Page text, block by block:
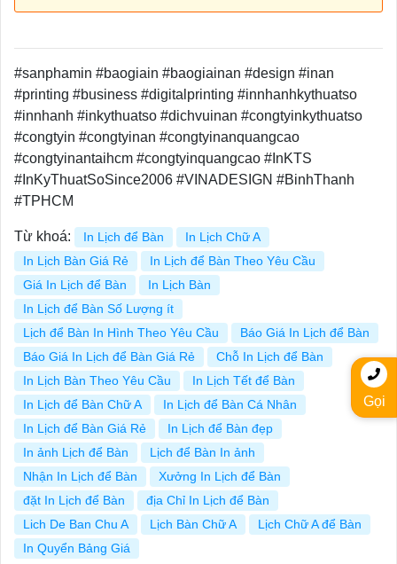
#sanphamin #baogiain #baogiainan #design #inan
#printing #business #digitalprinting #innhanhkythuatso
#innhanh #inkythuatso #dichvuinan #congtyinkythuatso
#congtyin #congtyinan #congtyinanquangcao
#congtyinantaihcm #congtyinquangcao #InKTS
#InKyThuatSoSince2006 #VINADESIGN #BinhThanh
#TPHCM
Từ khoá: In Lịch để Bàn
In Lịch Chữ A
In Lịch Bàn Giá Rẻ
In Lịch để Bàn Theo Yêu Cầu
Giá In Lịch để Bàn
In Lịch Bàn
In Lịch để Bàn Số Lượng ít
Lịch để Bàn In Hình Theo Yêu Cầu
Báo Giá In Lịch để Bàn
Báo Giá In Lịch để Bàn Giá Rẻ
Chỗ In Lịch để Bàn
In Lịch Bàn Theo Yêu Cầu
In Lịch Tết để Bàn
In Lịch để Bàn Chữ A
In Lịch để Bàn Cá Nhân
In Lịch để Bàn Giá Rẻ
In Lịch để Bàn đẹp
In ảnh Lịch để Bàn
Lịch để Bàn In ảnh
Nhận In Lịch để Bàn
Xưởng In Lịch để Bàn
đặt In Lịch để Bàn
địa Chỉ In Lịch để Bàn
Lich De Ban Chu A
Lịch Bàn Chữ A
Lịch Chữ A để Bàn
In Quyển Bảng Giá
Gọi